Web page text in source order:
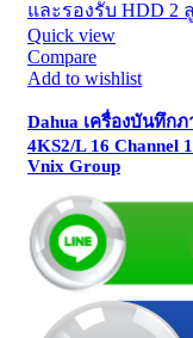
Quick view
Compare
Add to wishlist
Dahua เครื่องบันทึก
4KS2/L 16 Channel
Vnix Group